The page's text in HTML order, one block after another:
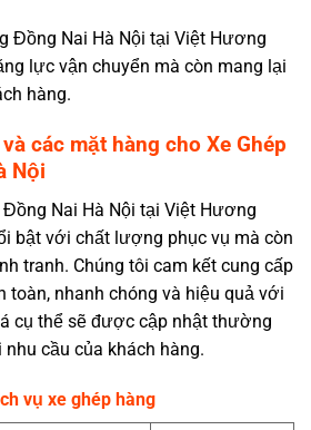
Đồng Nai Hà Nội tại Việt Hương
lực vận chuyển mà còn mang lại
hàng.
các mặt hàng cho Xe Ghép
Nội
Đồng Nai Hà Nội tại Việt Hương
bật với chất lượng phục vụ mà còn
tranh. Chúng tôi cam kết cung cấp
toàn, nhanh chóng và hiệu quả với
cụ thể sẽ được cập nhật thường
cầu của khách hàng.
vụ xe ghép hàng